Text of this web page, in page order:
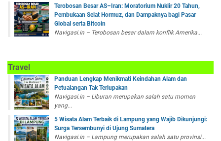
Terobosan Besar AS–Iran: Moratorium Nuklir 20 Tahun,
Pembukaan Selat Hormuz, dan Dampaknya bagi Pasar
Global serta Bitcoin
Navigasi.in – Terobosan besar dalam konflik Amerika...
Travel
Panduan Lengkap Menikmati Keindahan Alam dan
Petualangan Tak Terlupakan
Navigasi.in – Liburan merupakan salah satu momen
yang...
5 Wisata Alam Terbaik di Lampung yang Wajib Dikunjungi:
Surga Tersembunyi di Ujung Sumatera
Navigasi.in – Lampung merupakan salah satu provinsi...